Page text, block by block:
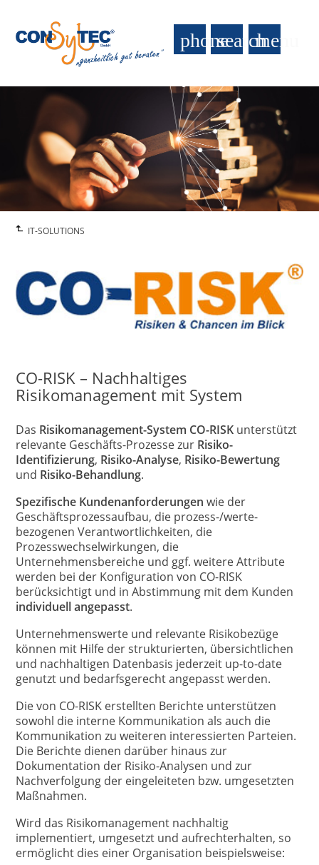
phonesearchmenu
IT-SOLUTIONS
CO-RISK – Nachhaltiges
Risikomanagement mit System
Das Risikomanagement-System CO-RISK unterstützt
relevante Geschäfts-Prozesse zur Risiko-
Identifizierung, Risiko-Analyse, Risiko-Bewertung
und Risiko-Behandlung.
Spezifische Kundenanforderungen wie der
Geschäftsprozessaufbau, die prozess-/werte-
bezogenen Verantwortlichkeiten, die
Prozesswechselwirkungen, die
Unternehmensbereiche und ggf. weitere Attribute
werden bei der Konfiguration von CO-RISK
berücksichtigt und in Abstimmung mit dem Kunden
individuell angepasst.
Unternehmenswerte und relevante Risikobezüge
können mit Hilfe der strukturierten, übersichtlichen
und nachhaltigen Datenbasis jederzeit up-to-date
genutzt und bedarfsgerecht angepasst werden.
Die von CO-RISK erstellten Berichte unterstützen
sowohl die interne Kommunikation als auch die
Kommunikation zu weiteren interessierten Parteien.
Die Berichte dienen darüber hinaus zur
Dokumentation der Risiko-Analysen und zur
Nachverfolgung der eingeleiteten bzw. umgesetzten
Maßnahmen.
Wird das Risikomanagement nachhaltig
implementiert, umgesetzt und aufrechterhalten, so
ermöglicht dies einer Organisation beispielsweise: